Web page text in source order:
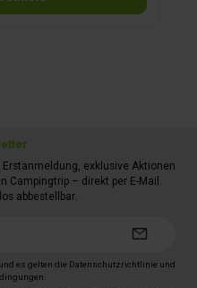
exklusive Aktionen
Campingtrip – direkt per E-Mail.
abbestellbar.
es gelten die Datenschutzrichtlinie und
.